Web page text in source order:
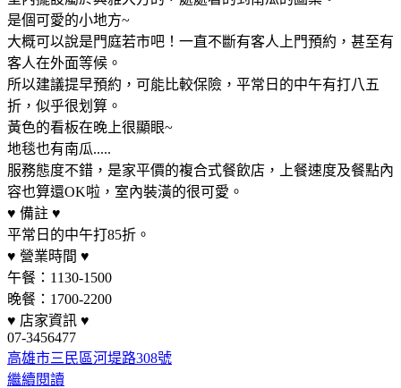
是個可愛的小地方~
大概可以說是門庭若市吧！一直不斷有客人上門預約，甚至有
客人在外面等候。
所以建議提早預約，可能比較保險，平常日的中午有打八五
折，似乎很划算。
黃色的看板在晚上很顯眼~
地毯也有南瓜.....
服務態度不錯，是家平價的複合式餐飲店，上餐速度及餐點內
容也算還OK啦，室內裝潢的很可愛。
♥ 備註 ♥
平常日的中午打85折。
♥ 營業時間 ♥
午餐：1130-1500
晚餐：1700-2200
♥ 店家資訊 ♥
07-3456477
高雄市三民區河堤路308號
繼續閱讀